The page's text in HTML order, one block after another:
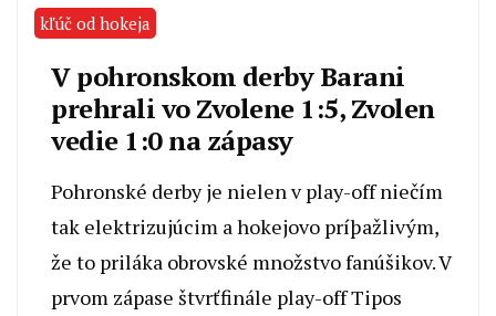
kľúč od hokeja
V pohronskom derby Barani
prehrali vo Zvolene 1:5, Zvolen
vedie 1:0 na zápasy
Pohronské derby je nielen v play-off niečím
tak elektrizujúcim a hokejovo príþažlivým,
že to priláka obrovské množstvo fanúšikov. V
prvom zápase štvrťfinále play-off Tipos